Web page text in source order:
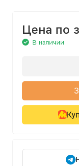
Цена по
В наличии